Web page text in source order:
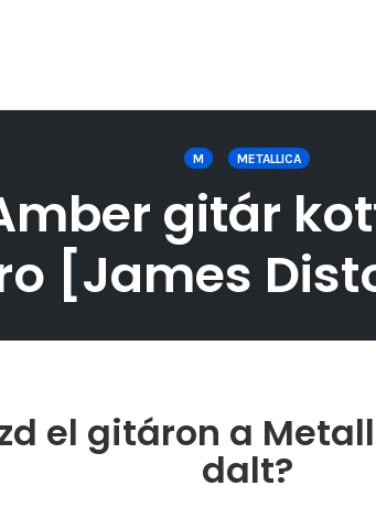
M METALLICA
gitár
[James
el gitáron a
dalt?